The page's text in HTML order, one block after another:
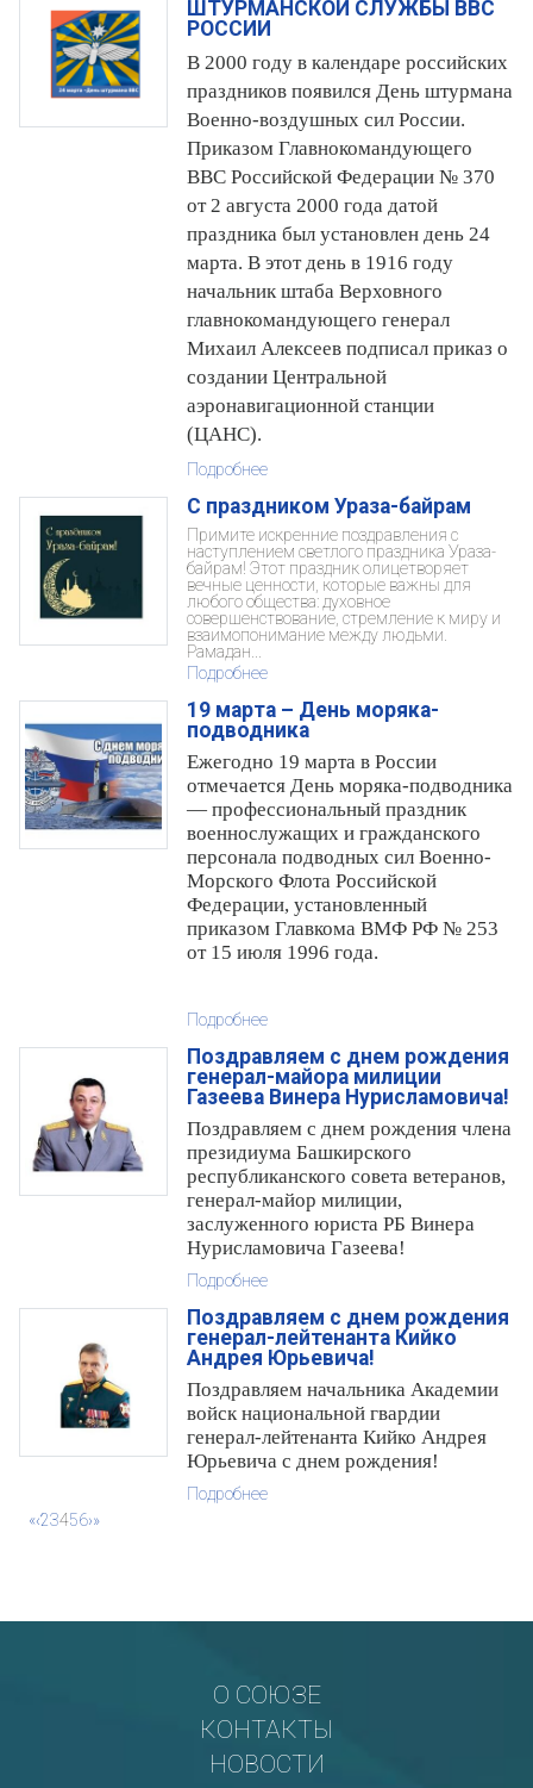
ШТУРМАНСКОЙ СЛУЖБЫ ВВС
РОССИИ
В 2000 году в календаре российских
праздников появился День штурмана
Военно-воздушных сил России.
Приказом Главнокомандующего
ВВС Российской Федерации № 370
от 2 августа 2000 года датой
праздника был установлен день 24
марта. В этот день в 1916 году
начальник штаба Верховного
главнокомандующего генерал
Михаил Алексеев подписал приказ о
создании Центральной
аэронавигационной станции
(ЦАНС).
Подробнее
С праздником Ураза-байрам
Примите искренние поздравления с
наступлением светлого праздника Ураза-
байрам! Этот праздник олицетворяет
вечные ценности, которые важны для
любого общества: духовное
совершенствование, стремление к миру и
взаимопонимание между людьми.
Рамадан...
Подробнее
19 марта – День моряка-
подводника
Ежегодно 19 марта в России
отмечается День моряка-подводника
— профессиональный праздник
военнослужащих и гражданского
персонала подводных сил Военно-
Морского Флота Российской
Федерации, установленный
приказом Главкома ВМФ РФ № 253
от 15 июля 1996 года.
Подробнее
Поздравляем с днем рождения
генерал-майора милиции
Газеева Винера Нурисламовича!
Поздравляем с днем рождения члена
президиума Башкирского
республиканского совета ветеранов,
генерал-майор милиции,
заслуженного юриста РБ Винера
Нурисламовича Газеева!
Подробнее
Поздравляем с днем рождения
генерал-лейтенанта Кийко
Андрея Юрьевича!
Поздравляем начальника Академии
войск национальной гвардии
генерал-лейтенанта Кийко Андрея
Юрьевича с днем рождения!
Подробнее
«‹23456›»
О СОЮЗЕ
КОНТАКТЫ
НОВОСТИ